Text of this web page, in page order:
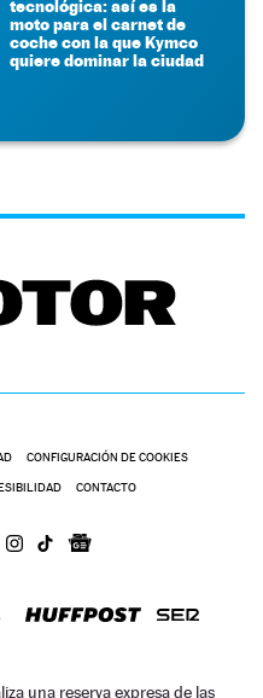
tecnológica: así es la
moto para el carnet de
coche con la que Kymco
quiere dominar la ciudad
CONFIGURACIÓN DE COOKIES
CONTACTO
una reserva expresa de las